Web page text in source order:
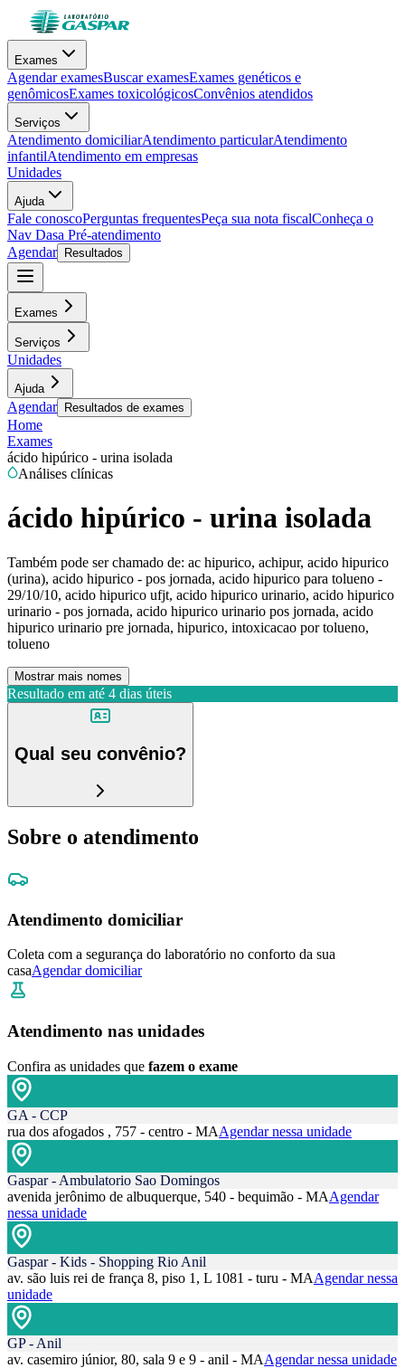
Exames
Agendar examesBuscar examesExames genéticos e
genômicosExames toxicológicosConvênios atendidos
Serviços
Atendimento domiciliarAtendimento particularAtendimento
infantilAtendimento em empresas
Unidades
Ajuda
Fale conoscoPerguntas frequentesPeça sua nota fiscalConheça o
Nav Dasa Pré-atendimento
Agendar
Resultados
Exames
Serviços
Unidades
Ajuda
Agendar Resultados de exames
Home
Exames
ácido hipúrico - urina isolada
Análises clínicas
ácido hipúrico - urina isolada
Também pode ser chamado de: ac hipurico, achipur, acido hipurico
(urina), acido hipurico - pos jornada, acido hipurico para tolueno -
29/10/10, acido hipurico ufjt, acido hipurico urinario, acido hipurico
urinario - pos jornada, acido hipurico urinario pos jornada, acido
hipurico urinario pre jornada, hipurico, intoxicacao por tolueno,
tolueno
Mostrar mais nomes
Resultado em até 4 dias úteis
Qual seu convênio?
Sobre o atendimento
Atendimento domiciliar
Coleta com a segurança do laboratório no conforto da sua
casaAgendar domiciliar
Atendimento nas unidades
Confira as unidades que fazem o exame
GA - CCP
rua dos afogados , 757 - centro - MAAgendar nessa unidade
Gaspar - Ambulatorio Sao Domingos
avenida jerônimo de albuquerque, 540 - bequimão - MAAgendar
nessa unidade
Gaspar - Kids - Shopping Rio Anil
av. são luis rei de frança 8, piso 1, L 1081 - turu - MAAgendar nessa
unidade
GP - Anil
av. casemiro júnior, 80, sala 9 e 9 - anil - MAAgendar nessa unidade